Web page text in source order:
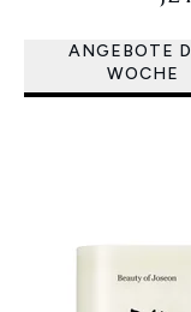
ANGEBOTE
WOCHE